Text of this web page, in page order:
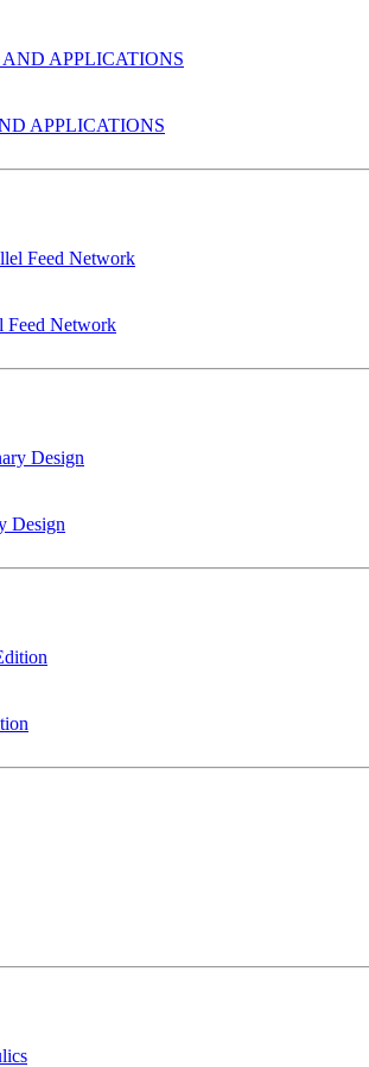
APPLICATIONS
Feed Network
Design